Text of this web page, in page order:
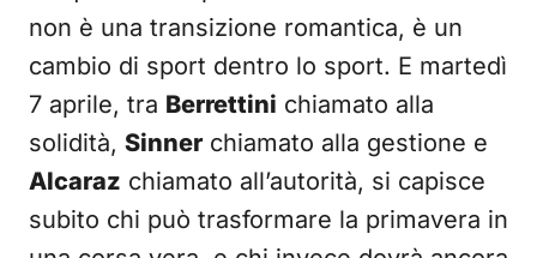
non è una transizione romantica, è un
cambio di sport dentro lo sport. E martedì
7 aprile, tra Berrettini chiamato alla
solidità, Sinner chiamato alla gestione e
Alcaraz chiamato all’autorità, si capisce
subito chi può trasformare la primavera in